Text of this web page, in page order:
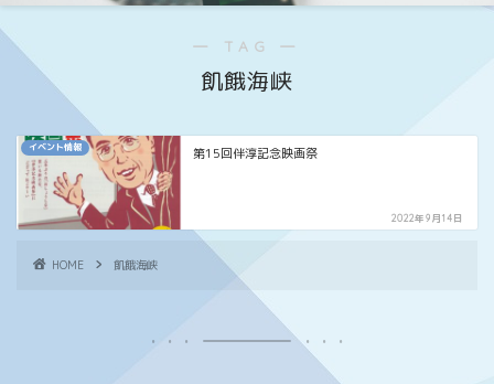
― TAG ―
飢餓海峡
イベント情報 第15回伴淳記念映画祭
2022年9月14日
HOME 飢餓海峡